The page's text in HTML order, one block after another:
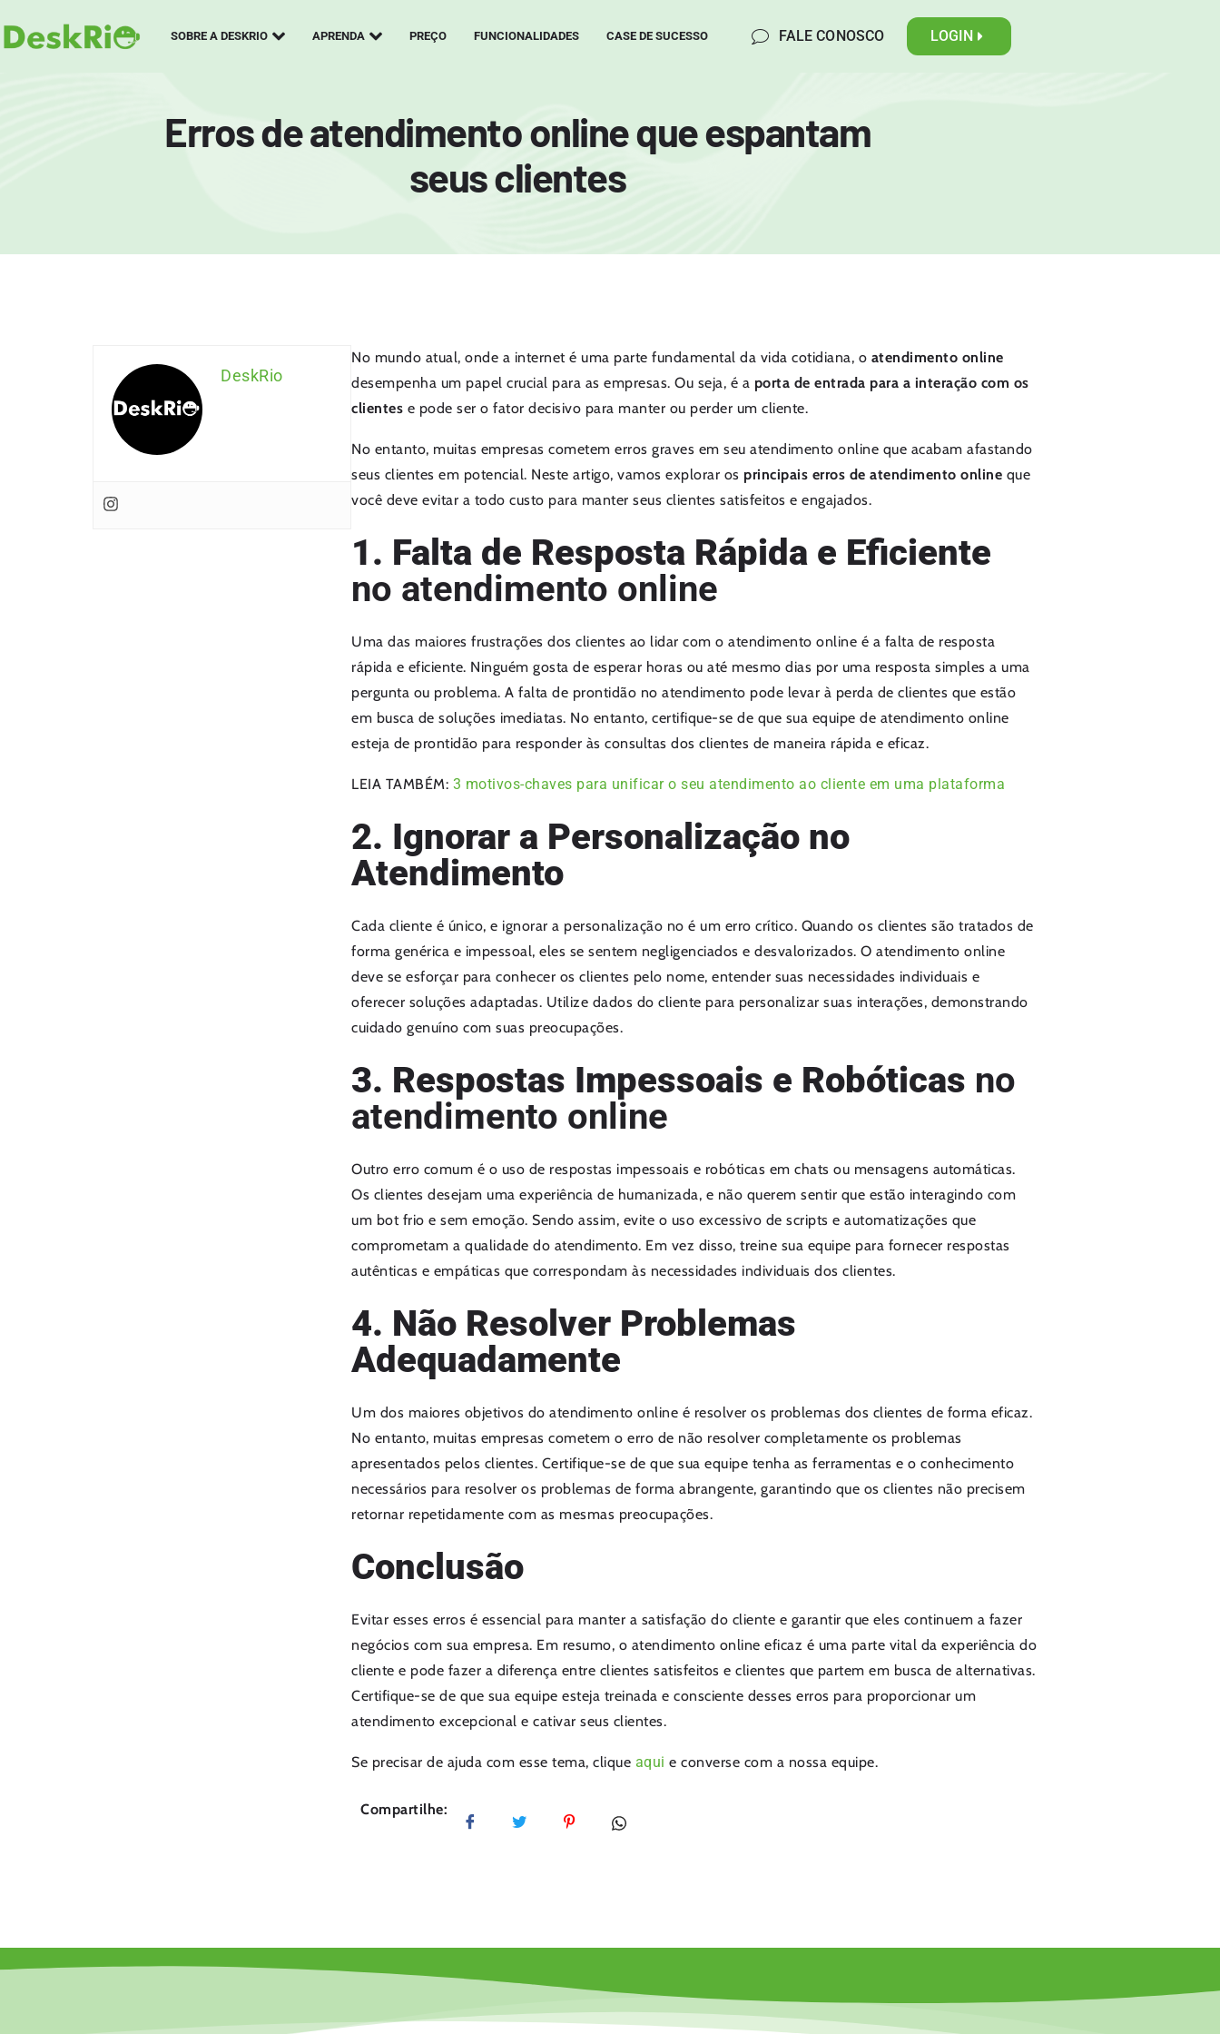
SOBRE A DESKRIO APRENDA PREÇO FUNCIONALIDADES CASE DE SUCESSO FALE CONOSCO LOGIN
Erros de atendimento online que espantam
seus clientes
No mundo atual, onde a internet é uma parte fundamental da vida cotidiana, o atendimento online
desempenha um papel crucial para as empresas. Ou seja, é a porta de entrada para a interação com os
clientes e pode ser o fator decisivo para manter ou perder um cliente.
No entanto, muitas empresas cometem erros graves em seu atendimento online que acabam afastando
seus clientes em potencial. Neste artigo, vamos explorar os principais erros de atendimento online que
você deve evitar a todo custo para manter seus clientes satisfeitos e engajados.
1. Falta de Resposta Rápida e Eficiente
no atendimento online
Uma das maiores frustrações dos clientes ao lidar com o atendimento online é a falta de resposta
rápida e eficiente. Ninguém gosta de esperar horas ou até mesmo dias por uma resposta simples a uma
pergunta ou problema. A falta de prontidão no atendimento pode levar à perda de clientes que estão
em busca de soluções imediatas. No entanto, certifique-se de que sua equipe de atendimento online
esteja de prontidão para responder às consultas dos clientes de maneira rápida e eficaz.
LEIA TAMBÉM: 3 motivos-chaves para unificar o seu atendimento ao cliente em uma plataforma
2. Ignorar a Personalização no
Atendimento
Cada cliente é único, e ignorar a personalização no é um erro crítico. Quando os clientes são tratados de
forma genérica e impessoal, eles se sentem negligenciados e desvalorizados. O atendimento online
deve se esforçar para conhecer os clientes pelo nome, entender suas necessidades individuais e
oferecer soluções adaptadas. Utilize dados do cliente para personalizar suas interações, demonstrando
cuidado genuíno com suas preocupações.
3. Respostas Impessoais e Robóticas no
atendimento online
Outro erro comum é o uso de respostas impessoais e robóticas em chats ou mensagens automáticas.
Os clientes desejam uma experiência de humanizada, e não querem sentir que estão interagindo com
um bot frio e sem emoção. Sendo assim, evite o uso excessivo de scripts e automatizações que
comprometam a qualidade do atendimento. Em vez disso, treine sua equipe para fornecer respostas
autênticas e empáticas que correspondam às necessidades individuais dos clientes.
4. Não Resolver Problemas
Adequadamente
Um dos maiores objetivos do atendimento online é resolver os problemas dos clientes de forma eficaz.
No entanto, muitas empresas cometem o erro de não resolver completamente os problemas
apresentados pelos clientes. Certifique-se de que sua equipe tenha as ferramentas e o conhecimento
necessários para resolver os problemas de forma abrangente, garantindo que os clientes não precisem
retornar repetidamente com as mesmas preocupações.
Conclusão
Evitar esses erros é essencial para manter a satisfação do cliente e garantir que eles continuem a fazer
negócios com sua empresa. Em resumo, o atendimento online eficaz é uma parte vital da experiência do
cliente e pode fazer a diferença entre clientes satisfeitos e clientes que partem em busca de alternativas.
Certifique-se de que sua equipe esteja treinada e consciente desses erros para proporcionar um
atendimento excepcional e cativar seus clientes.
Se precisar de ajuda com esse tema, clique aqui e converse com a nossa equipe.
Compartilhe:
DeskRio